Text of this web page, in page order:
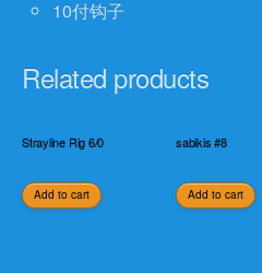
10付钩子
Related products
Strayline Rig 6/0
Add to cart
sabikis #8
Add to cart